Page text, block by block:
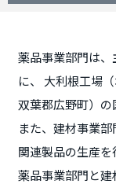
薬品事業部門は
に、 大利根工場
双葉郡広野町）の
また、建材事業
関連製品の生産を
薬品事業部門と